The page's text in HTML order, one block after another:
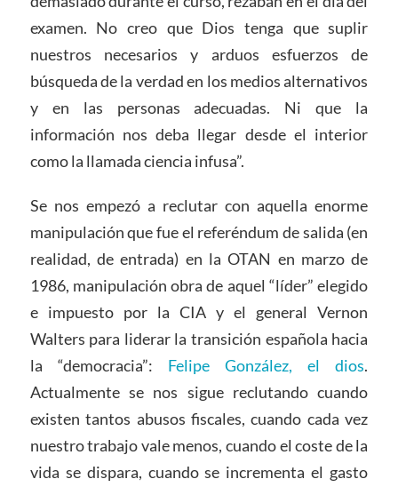
examen. No creo que Dios tenga que suplir
nuestros necesarios y arduos esfuerzos de
búsqueda de la verdad en los medios alternativos
y en las personas adecuadas. Ni que la
información nos deba llegar desde el interior
como la llamada ciencia infusa”.
Se nos empezó a reclutar con aquella enorme
manipulación que fue el referéndum de salida (en
realidad, de entrada) en la OTAN en marzo de
1986, manipulación obra de aquel “líder” elegido
e impuesto por la CIA y el general Vernon
Walters para liderar la transición española hacia
la “democracia”: Felipe González, el dios.
Actualmente se nos sigue reclutando cuando
existen tantos abusos fiscales, cuando cada vez
nuestro trabajo vale menos, cuando el coste de la
vida se dispara, cuando se incrementa el gasto